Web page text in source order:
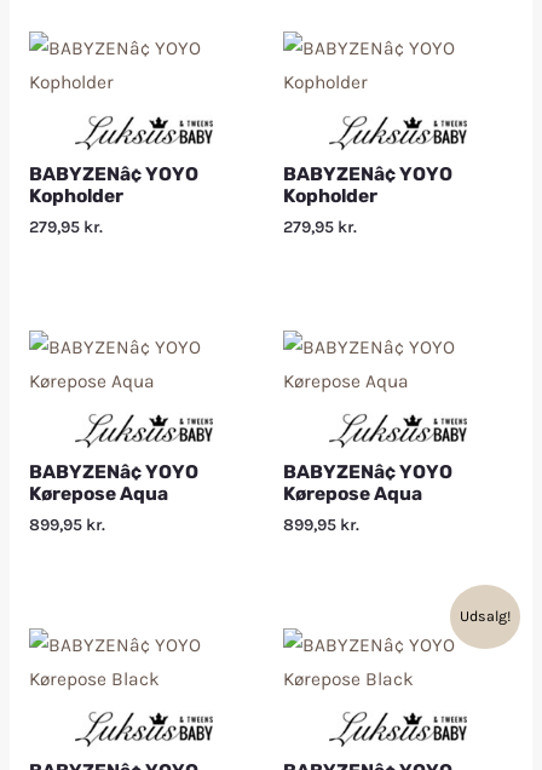
BABYZENâ¢ YOYO
Kopholder
279,95 kr.
BABYZENâ¢ YOYO
Kopholder
279,95 kr.
BABYZENâ¢ YOYO
Kørepose Aqua
899,95 kr.
BABYZENâ¢ YOYO
Kørepose Aqua
899,95 kr.
Udsalg!